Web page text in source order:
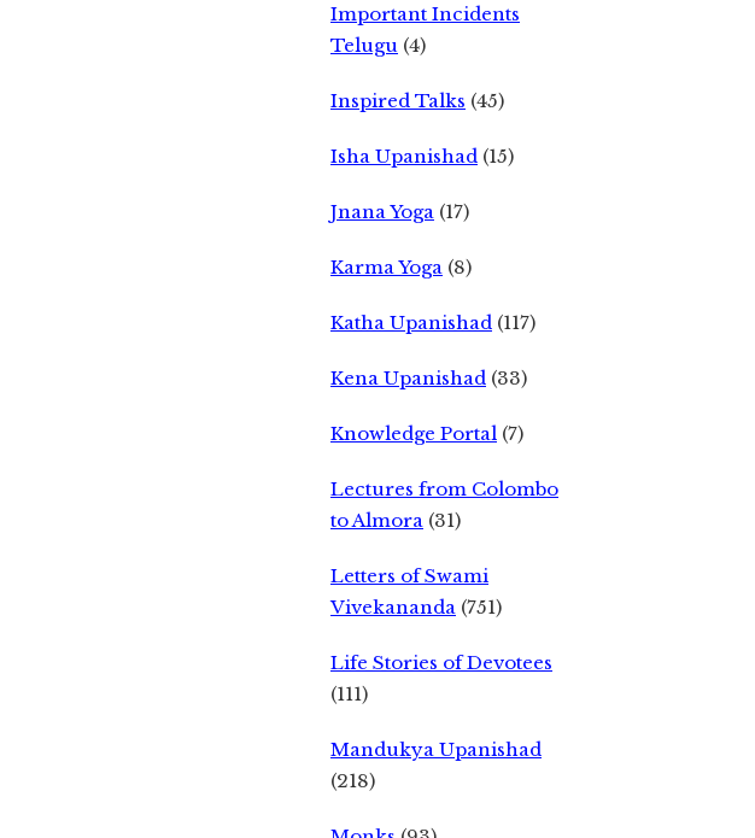
Important Incidents
Telugu (4)
Inspired Talks (45)
Isha Upanishad (15)
Jnana Yoga (17)
Karma Yoga (8)
Katha Upanishad (117)
Kena Upanishad (33)
Knowledge Portal (7)
Lectures from Colombo
to Almora (31)
Letters of Swami
Vivekananda (751)
Life Stories of Devotees
(111)
Mandukya Upanishad
(218)